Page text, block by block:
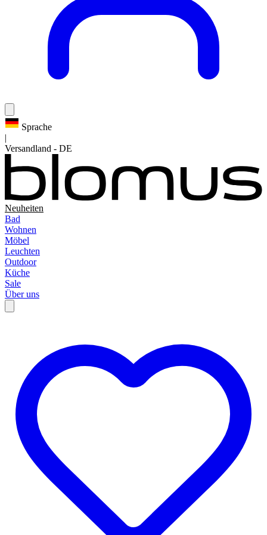
Sprache
|
Versandland - DE
Neuheiten
Bad
Wohnen
Möbel
Leuchten
Outdoor
Küche
Sale
Über uns